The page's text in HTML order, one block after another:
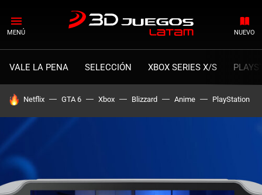
MENÚ NUEVO
VALE LA PENA SELECCIÓN XBOX SERIES X/S
HOY SE HABLA DE
Netflix GTA 6 Xbox Blizzard Anime PlayStation